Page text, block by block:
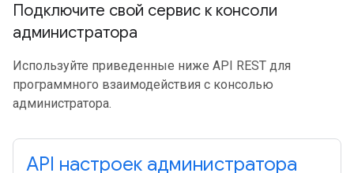
Подключите свой сервис к консоли
администратора
Используйте приведенные ниже API REST для
программного взаимодействия с консолью
администратора.
API настроек администратора